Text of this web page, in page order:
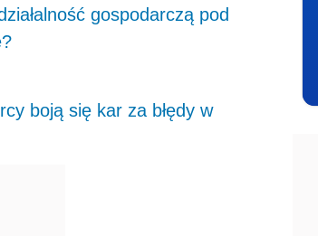
gospodarczą pod
boją się kar za błędy w